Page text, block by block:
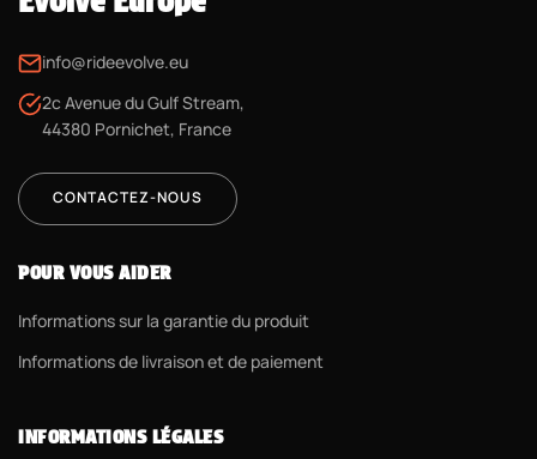
info@rideevolve.eu
2c Avenue du Gulf Stream,
44380 Pornichet, France
CONTACTEZ-NOUS
POUR VOUS AIDER
Informations sur la garantie du produit
Informations de livraison et de paiement
INFORMATIONS LÉGALES